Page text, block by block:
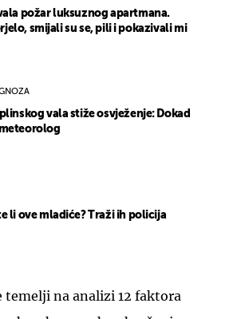
požar luksuznog apartmana.
smijali su se, pili i pokazivali mi
vala stiže osvježenje: Dokad
li ove mladiće? Traži ih policija
na analizi 12 faktora